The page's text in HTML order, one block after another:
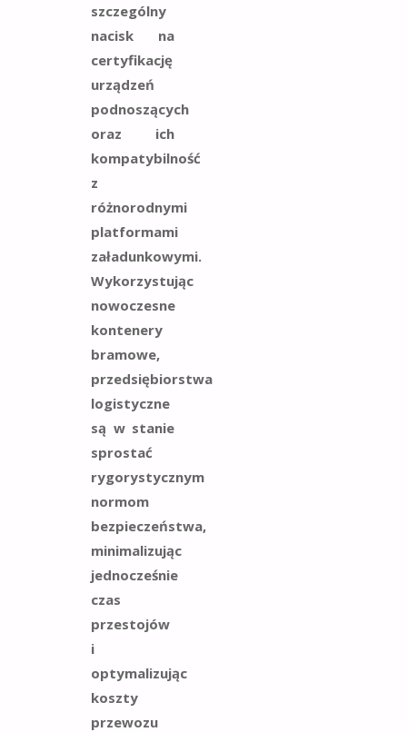
szczególny
nacisk na
certyfikację
urządzeń
podnoszących
oraz ich
kompatybilność
z
różnorodnymi
platformami
załadunkowymi.
Wykorzystując
nowoczesne
kontenery
bramowe,
przedsiębiorstwa
logistyczne
są w stanie
sprostać
rygorystycznym
normom
bezpieczeństwa,
minimalizując
jednocześnie
czas
przestojów
i
optymalizując
koszty
przewozu